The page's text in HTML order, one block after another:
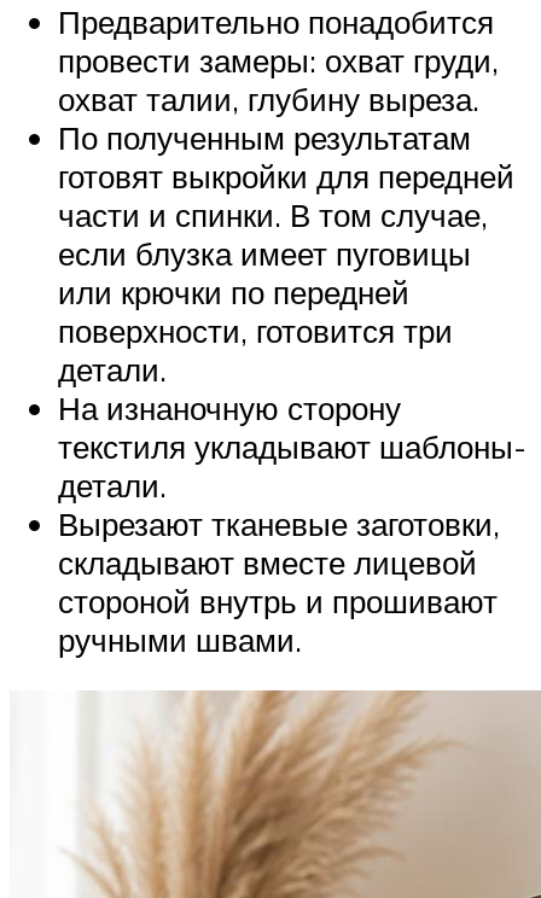
Предварительно понадобится
провести замеры: охват груди,
охват талии, глубину выреза.
По полученным результатам
готовят выкройки для передней
части и спинки. В том случае,
если блузка имеет пуговицы
или крючки по передней
поверхности, готовится три
детали.
На изнаночную сторону
текстиля укладывают шаблоны-
детали.
Вырезают тканевые заготовки,
складывают вместе лицевой
стороной внутрь и прошивают
ручными швами.